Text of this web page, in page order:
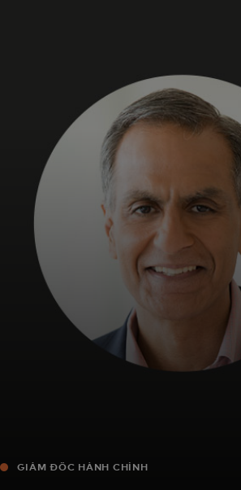
Dành cho doanh nghiệp
Dành cho thế giới
Dành cho nhà đổi mới
Tin tức và xu hướng
GIÁM ĐỐC HÀNH CHÍNH